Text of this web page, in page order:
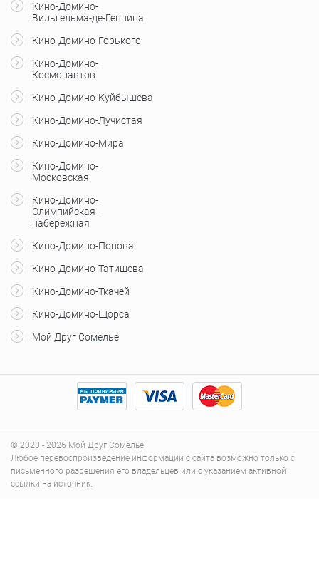
Кино-Домино-
Вильгельма-де-Геннина
Кино-Домино-Горького
Кино-Домино-
Космонавтов
Кино-Домино-Куйбышева
Кино-Домино-Лучистая
Кино-Домино-Мира
Кино-Домино-
Московская
Кино-Домино-
Олимпийская-
набережная
Кино-Домино-Попова
Кино-Домино-Татищева
Кино-Домино-Ткачей
Кино-Домино-Щорса
Мой Друг Сомелье
© 2020 - 2026 Мой Друг Сомелье
Любое перевоспроизведение информации с сайта возможно только с
письменного разрешения его владельцев или с указанием активной
ссылки на источник.